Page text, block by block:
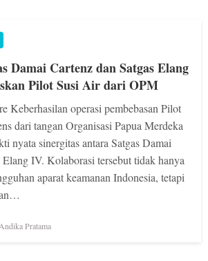
Damai Cartenz dan Satgas Elang
Pilot Susi Air dari OPM
Keberhasilan operasi pembebasan Pilot
dari tangan Organisasi Papua Merdeka
nyata sinergitas antara Satgas Damai
Elang IV. Kolaborasi tersebut tidak hanya
aparat keamanan Indonesia, tetapi
Andika Pratama